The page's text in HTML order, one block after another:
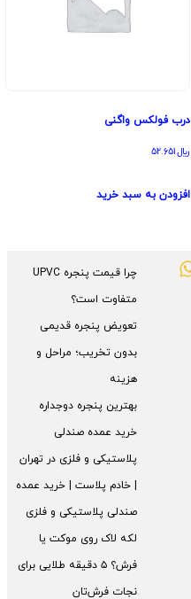
درب فولکس واگنی
﷼52.651
افزودن به سبد خرید
چرا قیمت پنجره UPVC
متفاوت است؟
تعویض پنجره قدیمی
بدون تخریب؛ مراحل و
هزینه
بهترین پنجره دوجداره
خرید عمده صندلی
پلاستیکی و فلزی در تهران
| خادم پلاست | خرید عمده
صندلی پلاستیکی و فلزی
لکه لاک روی موکت یا
فرش؟ ۵ دقیقه طلایی برای
نجات فرش‌تان